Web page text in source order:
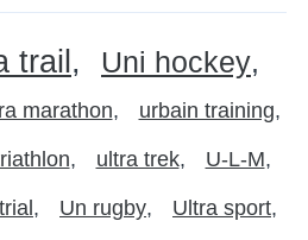
trail Uni hockey
marathon urbain training
ultra trek U-L-M
Un rugby Ultra sport